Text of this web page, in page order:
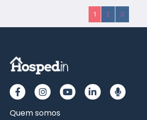
1 2 3
Quem somos